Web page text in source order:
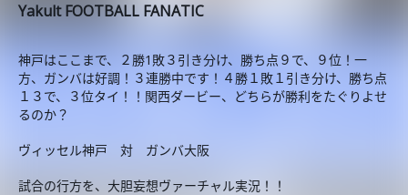
Yakult FOOTBALL FANATIC
神戸はここまで、２勝1敗３引き分け、勝ち点９で、９位！一
方、ガンバは好調！３連勝中です！４勝１敗１引き分け、勝ち点
１３で、３位タイ！！関西ダービー、どちらが勝利をたぐりよせ
るのか？
ヴィッセル神戸 対 ガンバ大阪
試合の行方を、大胆妄想ヴァーチャル実況！！